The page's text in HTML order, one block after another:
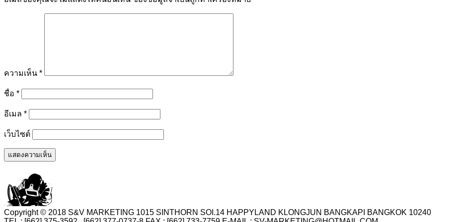
ความเห็น *
ชื่อ *
อีเมล *
เว็บไซต์
Copyright © 2018 S&V MARKETING 1015 SINTHORN SOI.14 HAPPYLAND KLONGJUN BANGKAPI BANGKOK 10240